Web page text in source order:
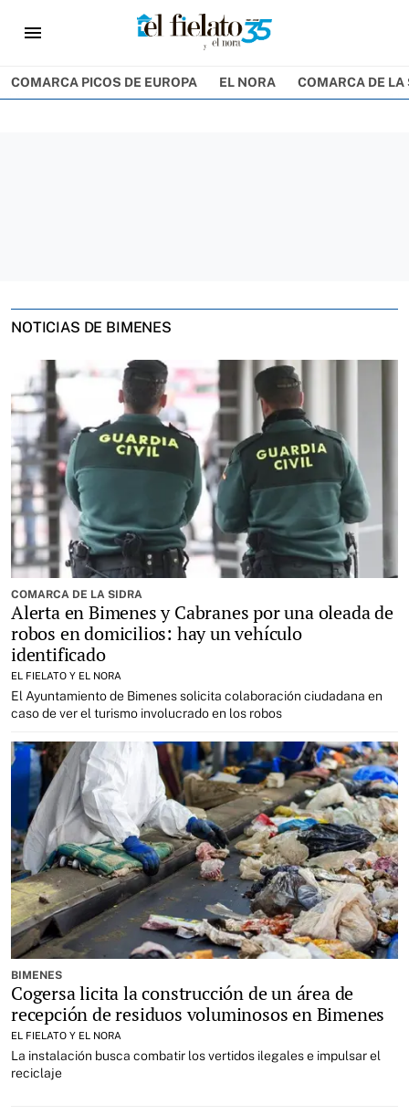
menu
COMARCA PICOS DE EUROPA EL NORA COMARCA DE LA
NOTICIAS DE BIMENES
COMARCA DE LA SIDRA
Alerta en Bimenes y Cabranes por una oleada de
robos en domicilios: hay un vehículo
identificado
EL FIELATO Y EL NORA
El Ayuntamiento de Bimenes solicita colaboración ciudadana en
caso de ver el turismo involucrado en los robos
BIMENES
Cogersa licita la construcción de un área de
recepción de residuos voluminosos en Bimenes
EL FIELATO Y EL NORA
La instalación busca combatir los vertidos ilegales e impulsar el
reciclaje